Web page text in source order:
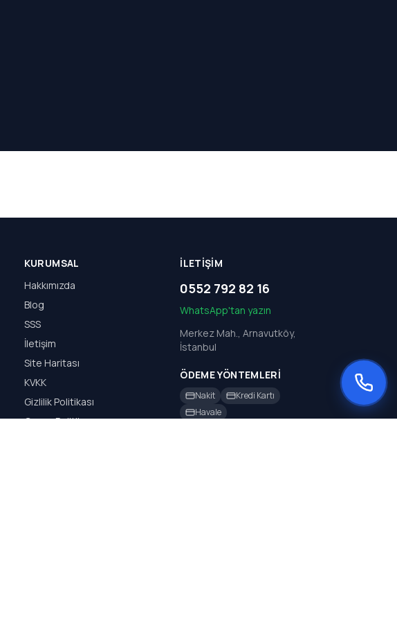
KURUMSAL
Hakkımızda
Blog
SSS
İletişim
Site Haritası
KVKK
Gizlilik Politikası
Çerez Politikası
İLETIŞIM
0552 792 82 16
WhatsApp'tan yazın
Merkez Mah., Arnavutköy,
İstanbul
ÖDEME YÖNTEMLERI
Nakit
Kredi Kartı
Havale